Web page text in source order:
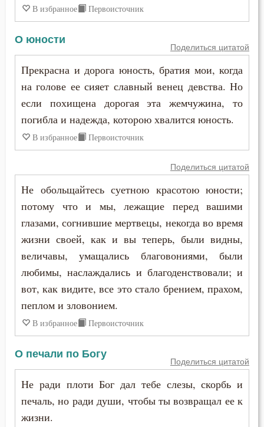
Богородица
Болезнь
Борьба
Ведение
Вечные муки
Воздаяние
Воздержание
Вознесение
Воля Божия
Воплощение
Воскресение Христово
Василий Великий
Григорий Великий (Двоеслов)
Григорий Нисский
Григорий Палама
Григорий Синаит
Диадох
Дионисий Ареопагит
Епифаний Кипрский
Ерм
Ефрем Сирин
Иаков Низибийский
Игнатий Антиохийский
В избранное Первоисточник
О юности
Поделиться цитатой
Прекрасна и дорога юность, братия мои, когда
на голове ее сияет славный венец девства. Но
если похищена дорогая эта жемчужина, то
погибла и надежда, которою хвалится юность.
В избранное Первоисточник
Поделиться цитатой
Не обольщайтесь суетною красотою юности;
потому что и мы, лежащие перед вашими
глазами, согнившие мертвецы, некогда во время
жизни своей, как и вы теперь, были видны,
величавы, умащались благовониями, были
любимы, наслаждались и благоденствовали; и
вот, как видите, все это стало брением, прахом,
пеплом и зловонием.
В избранное Первоисточник
О печали по Богу
Поделиться цитатой
Не ради плоти Бог дал тебе слезы, скорбь и
печаль, но ради души, чтобы ты возвращал ее к
жизни.